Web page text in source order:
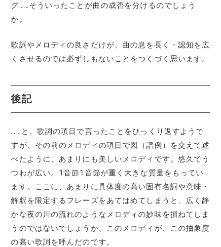
グ……そういったことが曲の成否を分けるのでしょう
か。
歌詞やメロディの良さだけが、曲の息を長く・認知を広
くさせるのでは必ずしもないことをつくづく思います。
後記
……と、歌詞の項目で言ったことをひっくり返すようで
すが、その前のメロディの項目で図（譜例）を交えて述
べたように、あまりにも美しいメロディです。悠久でう
つわが広い。1音節1音節が重く大きな質量をもってい
ます。ここに、あまりに具体度の高い固有名詞や意味・
解釈を限定するフレーズをあてはめてしまうと、広く静
かな夜の川の流れのようなメロディの妙味を損ねてしま
うのではないでしょうか。このメロディが、この抽象度
の高い歌詞を呼んだのです。